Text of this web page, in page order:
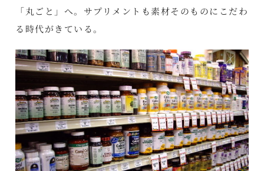
「丸ごと」へ。サプリメントも素材そのものにこだわ
る時代がきている。